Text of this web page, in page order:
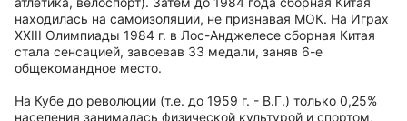
находилась на самоизоляции, не признавая МОК. На Играх
XXIII Олимпиады 1984 г. в Лос-Анджелесе сборная Китая
стала сенсацией, завоевав 33 медали, заняв 6-е
общекомандное место.
На Кубе до революции (т.е. до 1959 г. - В.Г.) только 0,25%
населения занималась физической культурой и спортом,